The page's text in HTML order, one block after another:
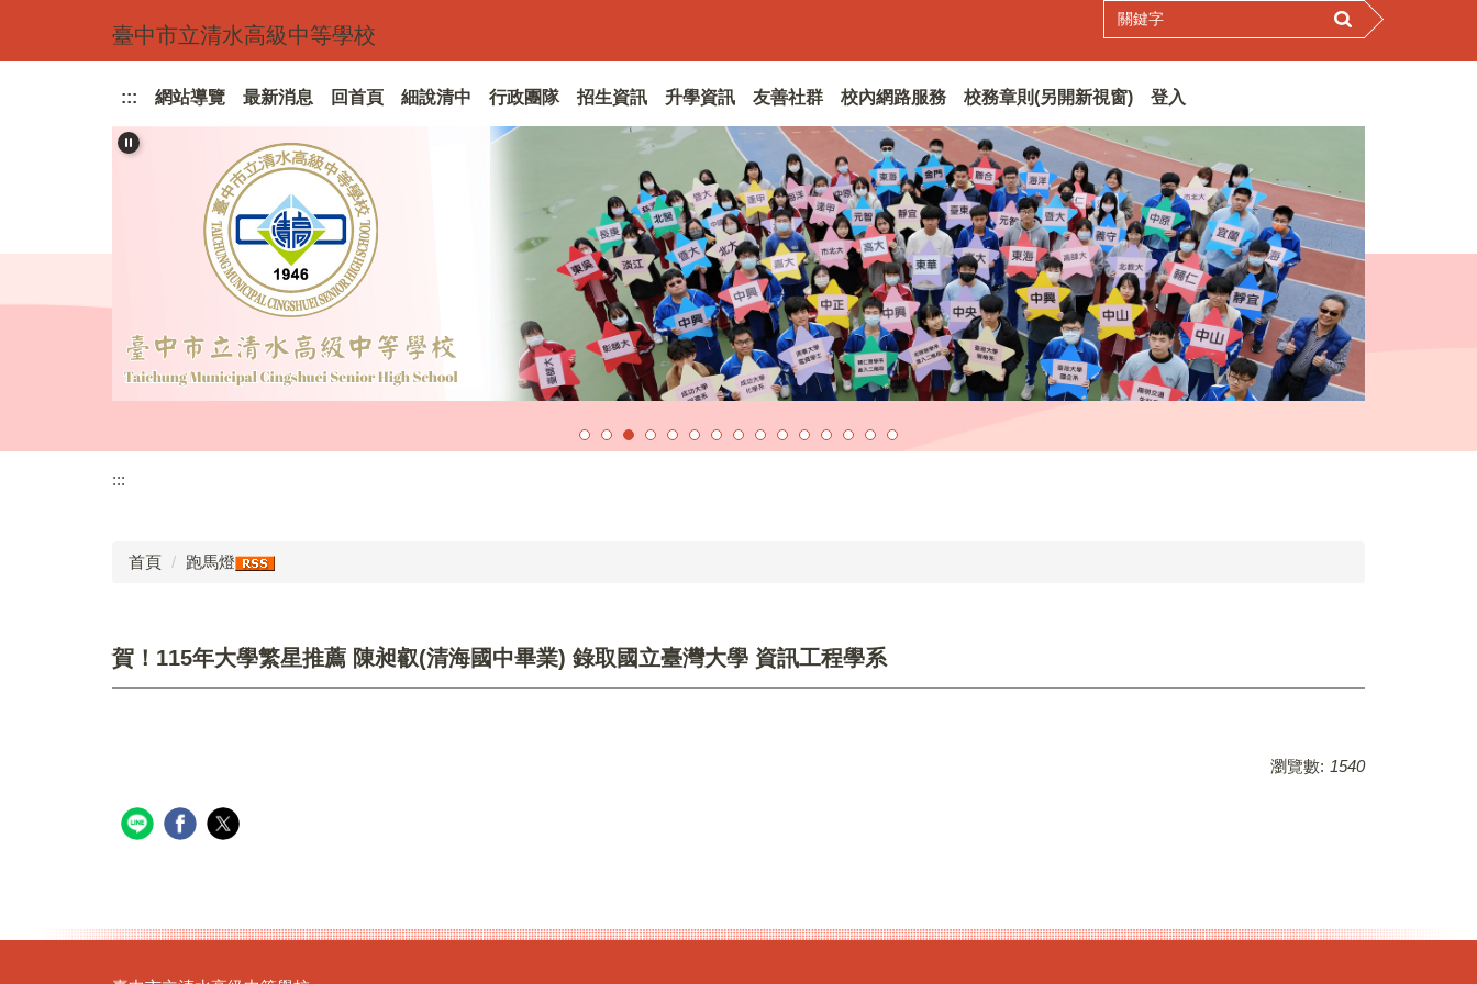
主
臺中市立清水高級中等學校
::: 網站導覽 最新消息 回首頁 細說清中 行政團隊 招生資訊 升學資訊 友善社群 校內網路服務 校務章則(另開新視窗) 登入
:::
首頁 跑馬燈
賀！115年大學繁星推薦 陳昶叡(清海國中畢業) 錄取國立臺灣大學 資訊工程學系
瀏覽數: 1540